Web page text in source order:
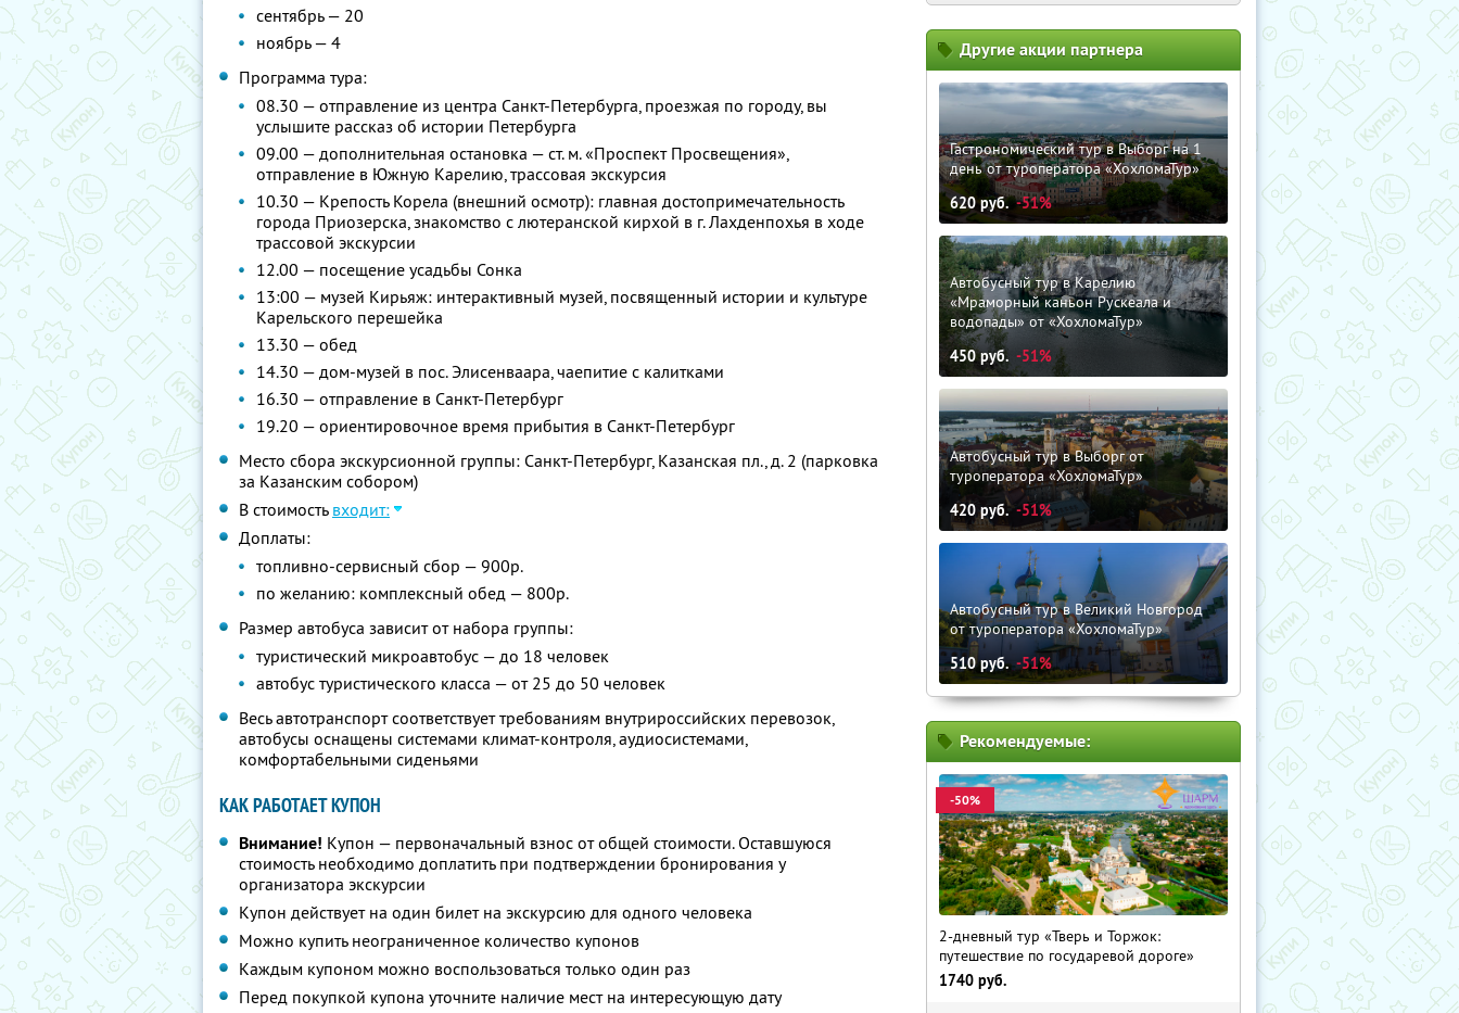
сентябрь — 20
ноябрь — 4
Программа тура:
08.30 — отправление из центра Санкт-Петербурга, проезжая по городу, вы
услышите рассказ об истории Петербурга
09.00 — дополнительная остановка — ст. м. «Проспект Просвещения»,
отправление в Южную Карелию, трассовая экскурсия
10.30 — Крепость Корела (внешний осмотр): главная достопримечательность
города Приозерска, знакомство с лютеранской кирхой в г. Лахденпохья в ходе
трассовой экскурсии
12.00 — посещение усадьбы Сонка
13:00 — музей Кирьяж: интерактивный музей, посвященный истории и культуре
Карельского перешейка
13.30 — обед
14.30 — дом-музей в пос. Элисенваара, чаепитие с калитками
16.30 — отправление в Санкт-Петербург
19.20 — ориентировочное время прибытия в Санкт-Петербург
Место сбора экскурсионной группы: Санкт-Петербург, Казанская пл., д. 2 (парковка
за Казанским собором)
В стоимость входит:
Доплаты:
топливно-сервисный сбор — 900р.
по желанию: комплексный обед — 800р.
Размер автобуса зависит от набора группы:
туристический микроавтобус — до 18 человек
автобус туристического класса — от 25 до 50 человек
Весь автотранспорт соответствует требованиям внутрироссийских перевозок,
автобусы оснащены системами климат-контроля, аудиосистемами,
комфортабельными сиденьями
КАК РАБОТАЕТ КУПОН
Внимание! Купон — первоначальный взнос от общей стоимости. Оставшуюся
стоимость необходимо доплатить при подтверждении бронирования у
организатора экскурсии
Купон действует на один билет на экскурсию для одного человека
Можно купить неограниченное количество купонов
Каждым купоном можно воспользоваться только один раз
Перед покупкой купона уточните наличие мест на интересующую дату
Другие акции партнера
Гастрономический тур в Выборг на 1
день от туроператора «ХохломаТур»
620руб. -51%
Автобусный тур в Карелию
«Мраморный каньон Рускеала и
водопады» от «ХохломаТур»
450руб. -51%
Автобусный тур в Выборг от
туроператора «ХохломаТур»
420руб. -51%
Автобусный тур в Великий Новгород
от туроператора «ХохломаТур»
510руб. -51%
Рекомендуемые:
-50%
2-дневный тур «Тверь и Торжок:
путешествие по государевой дороге»
1740 руб.